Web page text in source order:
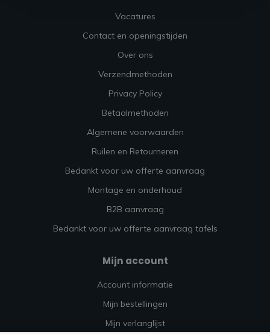
Vacatures
Contact en openingstijden
Over ons
Verzendmethoden
Privacy Policy
Betaalmethoden
Algemene voorwaarden
Ruilen en Retourneren
Bedankt voor uw offerte aanvraag
Montage en onderhoud
B2B aanvraag
Bedankt voor uw offerte aanvraag tafels
Mijn account
Account informatie
Mijn bestellingen
Mijn verlanglijst